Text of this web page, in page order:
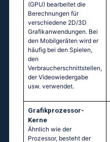
(GPU) bearbeitet die
Berechnungen für
verschiedene 2D/3D
Grafikanwendungen. Bei
den Mobilgeräten wird er
häufig bei den Spielen,
den
Verbraucherschnittstellen,
der Videowiedergabe
usw. verwendet.
Grafikprozessor-
Kerne
Ähnlich wie der
Prozessor, besteht der